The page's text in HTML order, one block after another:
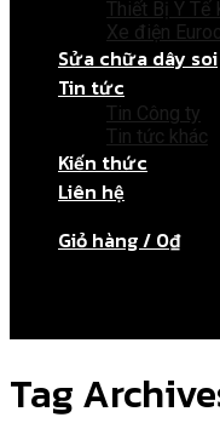
Thiết Bị Y Tế
Xe điện
Sửa chữa dây soi
Tin tức
Tin Công ty
Tin tức khác
Kiến thức
Liên hệ
Giỏ hàng / 0₫
Tag